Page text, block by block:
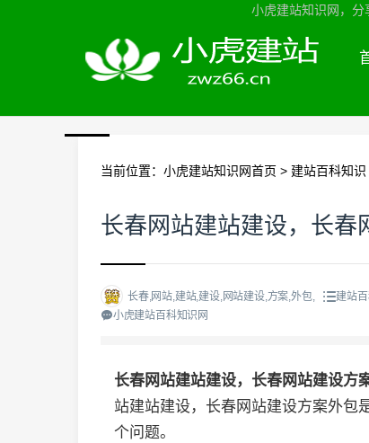
小虎建站知识网，
当前位置： 小虎建站知识网首页 > 建站百科知识
长春网站建站建设，长春
长春,网站,建站,建设,网站建设,方案,外包, 建站
小虎建站百科知识网
长春网站建站建设，长春网站建设方
站建站建设，长春网站建设方案外包
个问题。